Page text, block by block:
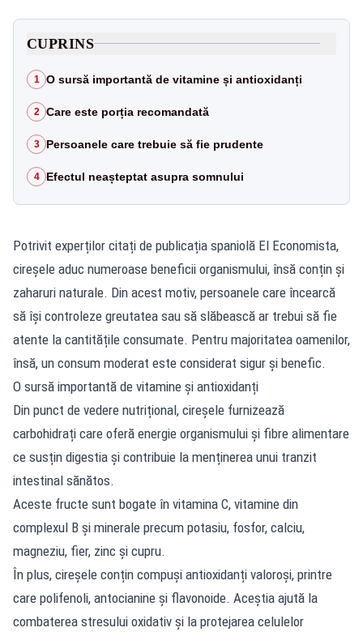
CUPRINS
1 O sursă importantă de vitamine și antioxidanți
2 Care este porția recomandată
3 Persoanele care trebuie să fie prudente
4 Efectul neașteptat asupra somnului
Potrivit experților citați de publicația spaniolă El Economista,
cireșele aduc numeroase beneficii organismului, însă conțin și
zaharuri naturale. Din acest motiv, persoanele care încearcă
să își controleze greutatea sau să slăbească ar trebui să fie
atente la cantitățile consumate. Pentru majoritatea oamenilor,
însă, un consum moderat este considerat sigur și benefic.
O sursă importantă de vitamine și antioxidanți
Din punct de vedere nutrițional, cireșele furnizează
carbohidrați care oferă energie organismului și fibre alimentare
ce susțin digestia și contribuie la menținerea unui tranzit
intestinal sănătos.
Aceste fructe sunt bogate în vitamina C, vitamine din
complexul B și minerale precum potasiu, fosfor, calciu,
magneziu, fier, zinc și cupru.
În plus, cireșele conțin compuși antioxidanți valoroși, printre
care polifenoli, antocianine și flavonoide. Aceștia ajută la
combaterea stresului oxidativ și la protejarea celulelor